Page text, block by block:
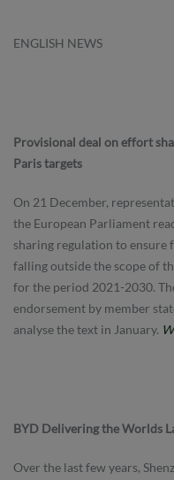
ENGLISH NEWS
Provisional deal on effort
Paris targets
On 21 December,
the European Parliament
sharing regulation to
falling outside the scope of
for the period 2021-2030.
endorsement by member
analyse the text in January.
BYD Delivering the Worlds
Over the last few years,